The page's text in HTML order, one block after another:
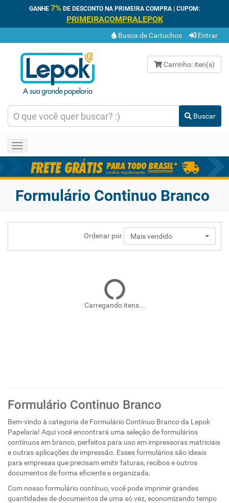
GANHE 7% DE DESCONTO NA PRIMEIRA COMPRA | CUPOM:
PRIMEIRACOMPRALEPOK
Busca de Cartuchos Entrar
Carrinho: iten(s)
Buscar
Toggle
navigation
Formulário Continuo Branco
Ordenar por Mais vendido
Carregando itens...
Formulário Continuo Branco
Bem-vindo à categoria de Formulário Contínuo Branco da Lepok
Papelaria! Aqui você encontrará uma seleção de formulários
contínuos em branco, perfeitos para uso em impressoras matriciais
e outras aplicações de impressão. Esses formulários são ideais
para empresas que precisam emitir faturas, recibos e outros
documentos de forma eficiente e organizada.
Com nosso formulário contínuo, você pode imprimir grandes
quantidades de documentos de uma só vez, economizando tempo